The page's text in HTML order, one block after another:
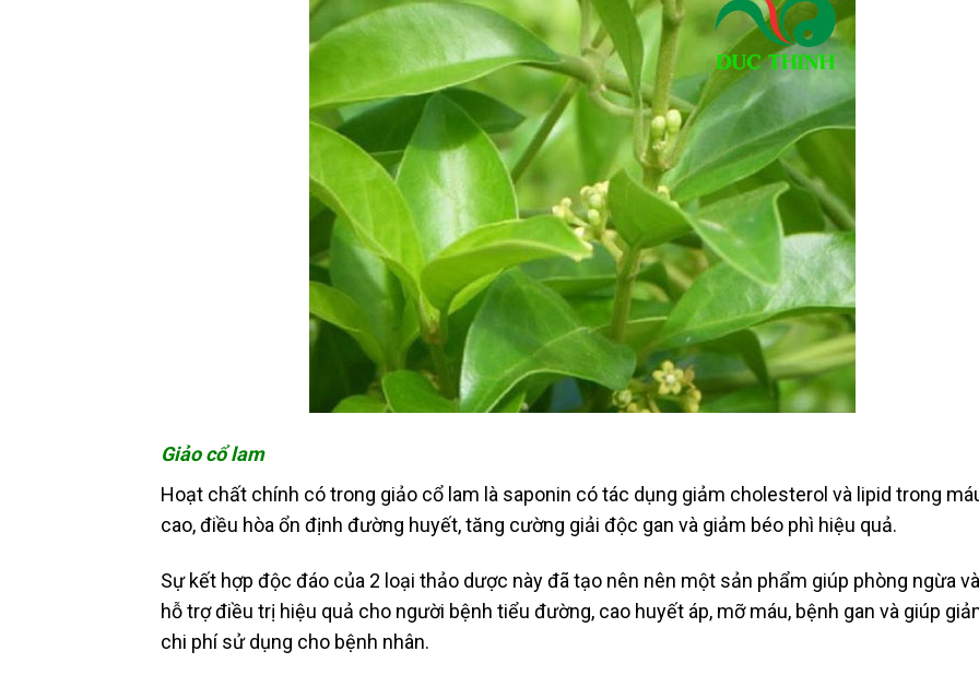
Giảo cổ lam
Hoạt chất chính có trong giảo cổ lam là saponin có tác dụng giảm cholesterol và lipid trong
cao, điều hòa ổn định đường huyết, tăng cường giải độc gan và giảm béo phì hiệu quả.
Sự kết hợp độc đáo của 2 loại thảo dược này đã tạo nên nên một sản phẩm giúp phòng ngừa và
hỗ trợ điều trị hiệu quả cho người bệnh tiểu đường, cao huyết áp, mỡ máu, bệnh gan và giúp
chi phí sử dụng cho bệnh nhân.